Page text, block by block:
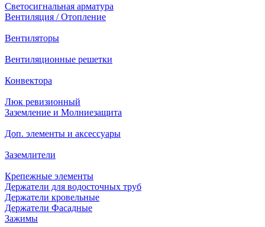
Светосигнальная арматура
Вентиляция / Отопление
Вентиляторы
Вентиляционные решетки
Конвектора
Люк ревизионный
Заземление и Молниезащита
Доп. элементы и аксессуары
Заземлители
Крепежные элементы
Держатели для водосточных труб
Держатели кровельные
Держатели Фасадные
Зажимы